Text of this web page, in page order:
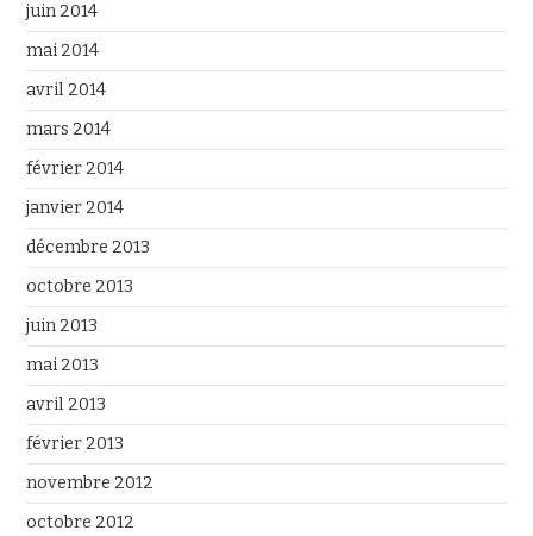
juin 2014
mai 2014
avril 2014
mars 2014
février 2014
janvier 2014
décembre 2013
octobre 2013
juin 2013
mai 2013
avril 2013
février 2013
novembre 2012
octobre 2012